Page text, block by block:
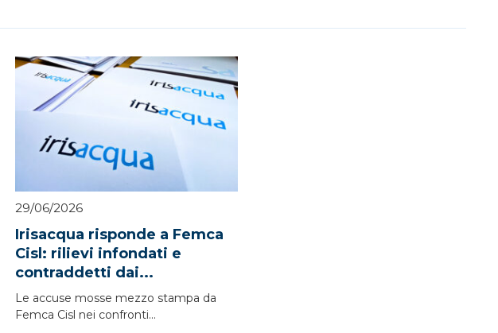
29/06/2026
Irisacqua risponde a Femca
Cisl: rilievi infondati e
contraddetti dai...
Le accuse mosse mezzo stampa da
Femca Cisl nei confronti...